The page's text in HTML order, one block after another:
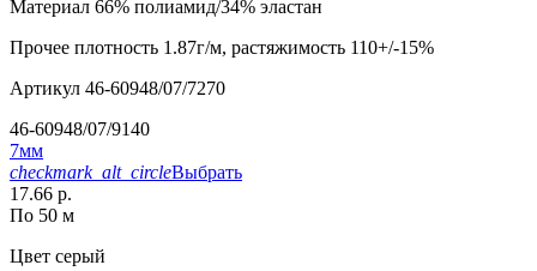
Материал 66% полиамид/34% эластан
Прочее плотность 1.87г/м, растяжимость 110+/-15%
Артикул 46-60948/07/7270
46-60948/07/9140
7мм
checkmark_alt_circleВыбрать
17.66 р.
По 50 м
Цвет серый